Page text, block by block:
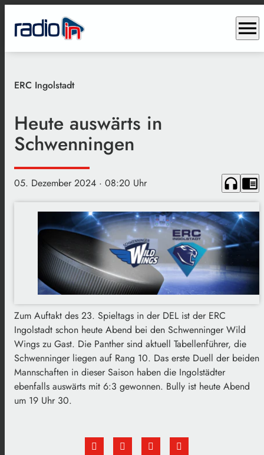
menu
ERC Ingolstadt
Heute auswärts in
Schwenningen
05. Dezember 2024 · 08:20 Uhr headphones chrome_reader_mode
Zum Auftakt des 23. Spieltags in der DEL ist der ERC
Ingolstadt schon heute Abend bei den Schwenninger Wild
Wings zu Gast. Die Panther sind aktuell Tabellenführer, die
Schwenninger liegen auf Rang 10. Das erste Duell der beiden
Mannschaften in dieser Saison haben die Ingolstädter
ebenfalls auswärts mit 6:3 gewonnen. Bully ist heute Abend
um 19 Uhr 30.